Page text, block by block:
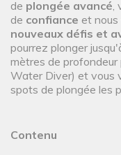
de plongée avancé,
de confiance et
nouveaux défis et
pourrez plonger
mètres de profondeur
Water Diver) et vous
spots de plongée les
Contenu